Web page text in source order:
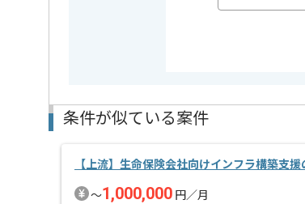
条件が似ている案件
【上流】生命保険会社向けインフラ構築支
〜1,000,000 円／月